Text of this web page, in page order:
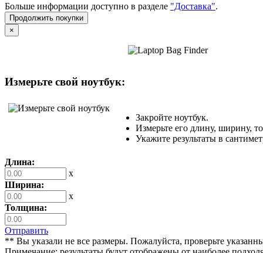
Больше информации доступно в разделе "Доставка".
Продолжить покупки
×
Измерьте свой ноутбук:
Закройте ноутбук.
Измерьте его длину, ширину,
Укажите результаты в
Длина:
x
Ширина:
x
Толщина:
Отправить
** Вы указали не все размеры. Пожалуйста, проверьте